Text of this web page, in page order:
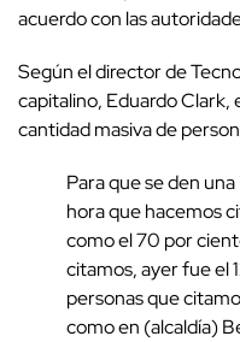
acuerdo con las
Según el director de
capitalino, Eduardo
cantidad masiva de
Para que se den
hora que hacemos
como el 70 por
citamos, ayer fue el
personas que
como en (alcaldía)